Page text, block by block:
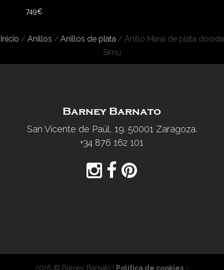
749€
Inicio / Anillos / Anillos de plata/ Anillo Marai de plata dorada
Simu
Barney Barnato
San Vicente de Paúl, 19. 50001 Zaragoza.
+34 876 162 101
2026 © Barney Barnato | Política de cookies-